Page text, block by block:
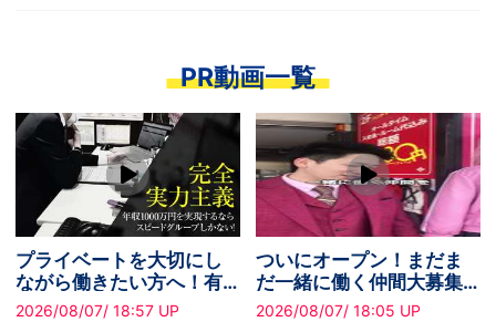
PR動画一覧
プライベートを大切にし
ながら働きたい方へ！有
給休暇あり
2026/08/07/ 18:57 UP
ついにオープン！まだま
だ一緒に働く仲間大募集
中です！
2026/08/07/ 18:05 UP